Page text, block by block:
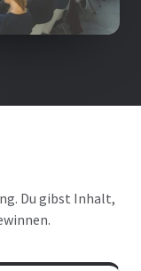
Du gibst Inhalt,